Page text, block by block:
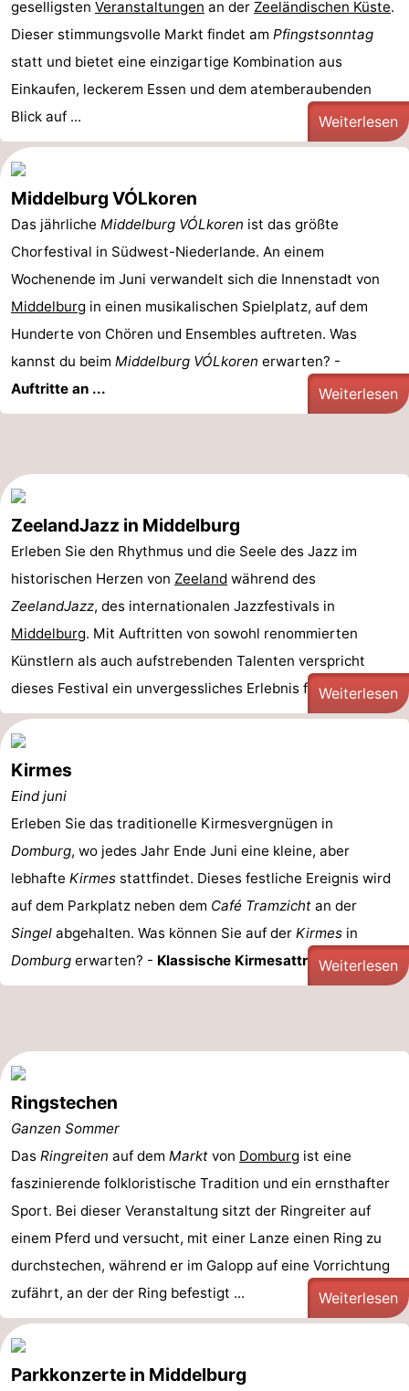
geselligsten Veranstaltungen an der Zeeländischen Küste.
Dieser stimmungsvolle Markt findet am Pfingstsonntag
statt und bietet eine einzigartige Kombination aus
Einkaufen, leckerem Essen und dem atemberaubenden
Blick auf ...
Weiterlesen
Middelburg VÓLkoren
Das jährliche Middelburg VÓLkoren ist das größte
Chorfestival in Südwest-Niederlande. An einem
Wochenende im Juni verwandelt sich die Innenstadt von
Middelburg in einen musikalischen Spielplatz, auf dem
Hunderte von Chören und Ensembles auftreten. Was
kannst du beim Middelburg VÓLkoren erwarten? -
Auftritte an ...
Weiterlesen
ZeelandJazz in Middelburg
Erleben Sie den Rhythmus und die Seele des Jazz im
historischen Herzen von Zeeland während des
ZeelandJazz, des internationalen Jazzfestivals in
Middelburg. Mit Auftritten von sowohl renommierten
Künstlern als auch aufstrebenden Talenten verspricht
dieses Festival ein unvergessliches Erlebnis für jeden ...
Weiterlesen
Kirmes
Eind juni
Erleben Sie das traditionelle Kirmesvergnügen in
Domburg, wo jedes Jahr Ende Juni eine kleine, aber
lebhafte Kirmes stattfindet. Dieses festliche Ereignis wird
auf dem Parkplatz neben dem Café Tramzicht an der
Singel abgehalten. Was können Sie auf der Kirmes in
Domburg erwarten? - Klassische Kirmesattraktionen: ...
Weiterlesen
Ringstechen
Ganzen Sommer
Das Ringreiten auf dem Markt von Domburg ist eine
faszinierende folkloristische Tradition und ein ernsthafter
Sport. Bei dieser Veranstaltung sitzt der Ringreiter auf
einem Pferd und versucht, mit einer Lanze einen Ring zu
durchstechen, während er im Galopp auf eine Vorrichtung
zufährt, an der der Ring befestigt ...
Weiterlesen
Parkkonzerte in Middelburg